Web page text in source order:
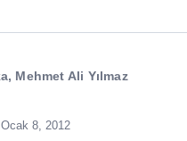
, Mehmet Ali Yılmaz
Ocak 8, 2012